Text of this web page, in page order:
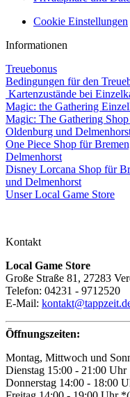
Cookie Einstellungen
Informationen
Treuebonus
Bedingungen für den
Kartenzustände bei
Magic: the Gathering
Magic: The Gathering
Oldenburg und
One Piece Shop für
Delmenhorst
Disney Lorcana Shop für
und Delmenhorst
Unser Local Game Store
Kontakt
Local Game Store
Große Straße 81, 27283
Telefon: 04231 - 9712520
E-Mail:
Öffnungszeiten:
Montag, Mittwoch und
Dienstag 15:00 - 21:00 Uhr
Donnerstag 14:00 - 18:00